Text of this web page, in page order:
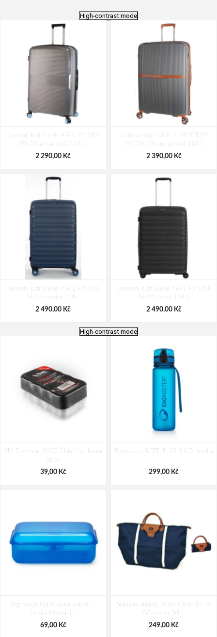
High-contrast mode
Cestovní kufr Dielle 4W L PP 180-
70-23 antracitová 114 L
2 290,00 Kč
Cestovní kufr Dielle L PP STRIPE
190-76-23 antracitová 114 L
2 390,00 Kč
Cestovní kufr Dielle 4W L PP 100-
76-05 modrá 114 L
2 490,00 Kč
Cestovní kufr Dielle 4W L PP 100-
76-01 černá 114 L
2 490,00 Kč
76-60 béžová 114 L
2 490,00 Kč
76-33 zelená 114 L
High-contrast mode
VM Footwear 3900 Čistící houba na
obuv
39,00 Kč
Bagmaster BOTTLE 20 B 0,5l modrá
299,00 Kč
Bagmaster Krabička na svačinu -
modrá Modrá 1 l
69,00 Kč
Nákupní skládací taška Dielle BS-3-
05 modrá 30 L
249,00 Kč